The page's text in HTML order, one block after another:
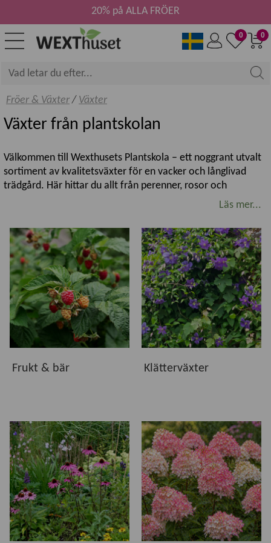
0
0
20% på ALLA FRÖER
Fröer & Växter/ Växter
Växter från plantskolan
Välkommen till Wexthusets Plantskola – ett noggrant utvalt
sortiment av kvalitetsväxter för en vacker och långlivad
trädgård. Här hittar du allt från perenner, rosor och
klätterväxter till prydnadsbuskar, prydnadsträd samt frukt-
kompletteras löpande med nya sorter och aktuella favoriter.
Kvalitetsväxter för svenska trädgårdar
Vi erbjuder växter som är utvalda för att trivas i svenska
odlingsförhållanden. Oavsett om du vill skapa en
blommande rabatt, plantera ett vackert träd, odla egna bär
eller låta klätterväxter rama in uteplatsen finns växter för
både små och stora trädgårdar. Hos oss hittar du växter
ledande växtleverantörer. Gemensamt är att de håller hög
kvalitet och är noggrant utvalda för att etablera sig väl och
utvecklas i svenska trädgårdar. I produktinformationen
hittar du råd om växtplats, härdighet, plantering och skötsel
för respektive växt.
Hitta rätt växter för din trädgård
Utforska våra underkategorier och upptäck växter som
Läs mer...
Frukt & bär Klätterväxter